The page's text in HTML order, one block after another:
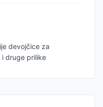
devojčice za
i druge prilike